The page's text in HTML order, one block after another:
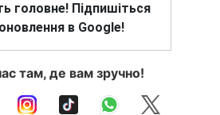
головне! Підпишіться
в Google!
там, де вам зручно!